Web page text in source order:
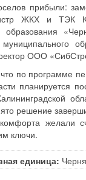
прибыли:
ЖКХ и ТЭК
образования
ООО
по программе
планируется
решение
желали
ключи.
единица: